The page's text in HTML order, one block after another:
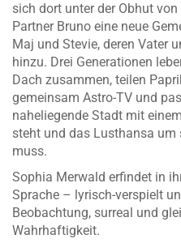
sich dort unter der Obhut
Partner Bruno eine neue
Maj und Stevie, deren Vater
hinzu. Drei Generationen
Dach zusammen, teilen
gemeinsam Astro-TV und
naheliegende Stadt mit
steht und das Lusthansa um
muss.
Sophia Merwald erfindet in
Sprache – lyrisch-verspielt
Beobachtung, surreal und
Wahrhaftigkeit.